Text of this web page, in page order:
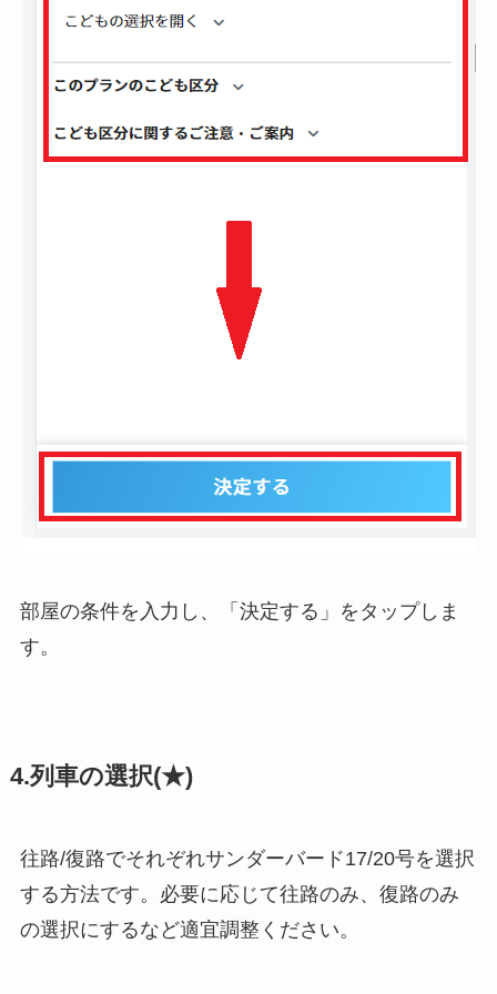
部屋の条件を入力し、「決定する」をタップしま
す。
4.列車の選択(★)
往路/復路でそれぞれサンダーバード17/20号を選択
する方法です。必要に応じて往路のみ、復路のみ
の選択にするなど適宜調整ください。